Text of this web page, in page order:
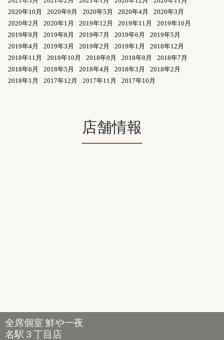
2020年10月
2020年9月 2020年5月 2020年4月
2020年3月
2020年2月
2020年1月 2019年12月 2019年11月
2019年10月
2019年9月
2019年8月 2019年7月 2019年6月
2019年5月
2019年4月
2019年3月 2019年2月 2019年1月
2018年12月
2018年11月
2018年10月 2018年9月 2018年8月
2018年7月
2018年6月
2018年5月 2018年4月 2018年3月
2018年2月
2018年1月
2017年12月 2017年11月 2017年10月
店舗情報
全席個室 鮮や一夜
名駅３丁目店